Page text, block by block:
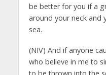
be better for you if a
around your neck and
sea.
(NIV) And if anyone
who believe in me to